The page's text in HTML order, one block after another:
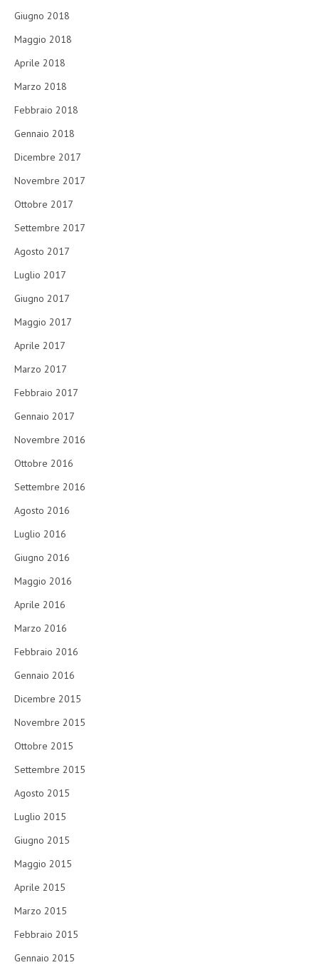
Giugno 2018
Maggio 2018
Aprile 2018
Marzo 2018
Febbraio 2018
Gennaio 2018
Dicembre 2017
Novembre 2017
Ottobre 2017
Settembre 2017
Agosto 2017
Luglio 2017
Giugno 2017
Maggio 2017
Aprile 2017
Marzo 2017
Febbraio 2017
Gennaio 2017
Novembre 2016
Ottobre 2016
Settembre 2016
Agosto 2016
Luglio 2016
Giugno 2016
Maggio 2016
Aprile 2016
Marzo 2016
Febbraio 2016
Gennaio 2016
Dicembre 2015
Novembre 2015
Ottobre 2015
Settembre 2015
Agosto 2015
Luglio 2015
Giugno 2015
Maggio 2015
Aprile 2015
Marzo 2015
Febbraio 2015
Gennaio 2015